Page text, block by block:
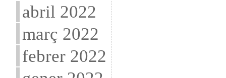
abril 2022
març 2022
febrer 2022